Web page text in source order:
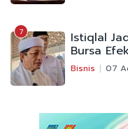
7 Istiqlal
Bursa
Bisnis 07